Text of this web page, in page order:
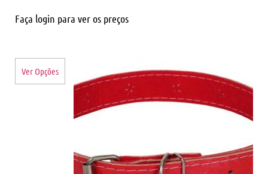
Faça login para ver os preços
Ver Opções